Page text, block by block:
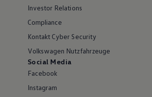
Investor Relations
Compliance
Kontakt Cyber Security
Volkswagen Nutzfahrzeuge
Social Media
Facebook
Instagram